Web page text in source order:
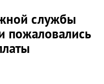
службы
пожаловались